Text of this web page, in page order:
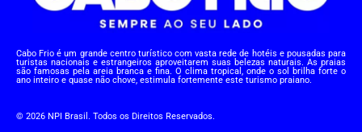
Cabo Frio é um grande centro turístico com vasta rede de hotéis e pousadas para
turistas nacionais e estrangeiros aproveitarem suas belezas naturais. As praias
são famosas pela areia branca e fina. O clima tropical, onde o sol brilha forte o
ano inteiro e quase não chove, estimula fortemente este turismo praiano.
© 2026 NPI Brasil. Todos os Direitos Reservados.